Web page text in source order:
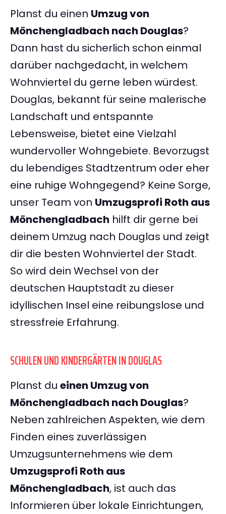
Planst du einen Umzug von
Mönchengladbach nach Douglas?
Dann hast du sicherlich schon einmal
darüber nachgedacht, in welchem
Wohnviertel du gerne leben würdest.
Douglas, bekannt für seine malerische
Landschaft und entspannte
Lebensweise, bietet eine Vielzahl
wundervoller Wohngebiete. Bevorzugst
du lebendiges Stadtzentrum oder eher
eine ruhige Wohngegend? Keine Sorge,
unser Team von Umzugsprofi Roth aus
Mönchengladbach hilft dir gerne bei
deinem Umzug nach Douglas und zeigt
dir die besten Wohnviertel der Stadt.
So wird dein Wechsel von der
deutschen Hauptstadt zu dieser
idyllischen Insel eine reibungslose und
stressfreie Erfahrung.
SCHULEN UND KINDERGÄRTEN IN DOUGLAS
Planst du einen Umzug von
Mönchengladbach nach Douglas?
Neben zahlreichen Aspekten, wie dem
Finden eines zuverlässigen
Umzugsunternehmens wie dem
Umzugsprofi Roth aus
Mönchengladbach, ist auch das
Informieren über lokale Einrichtungen,